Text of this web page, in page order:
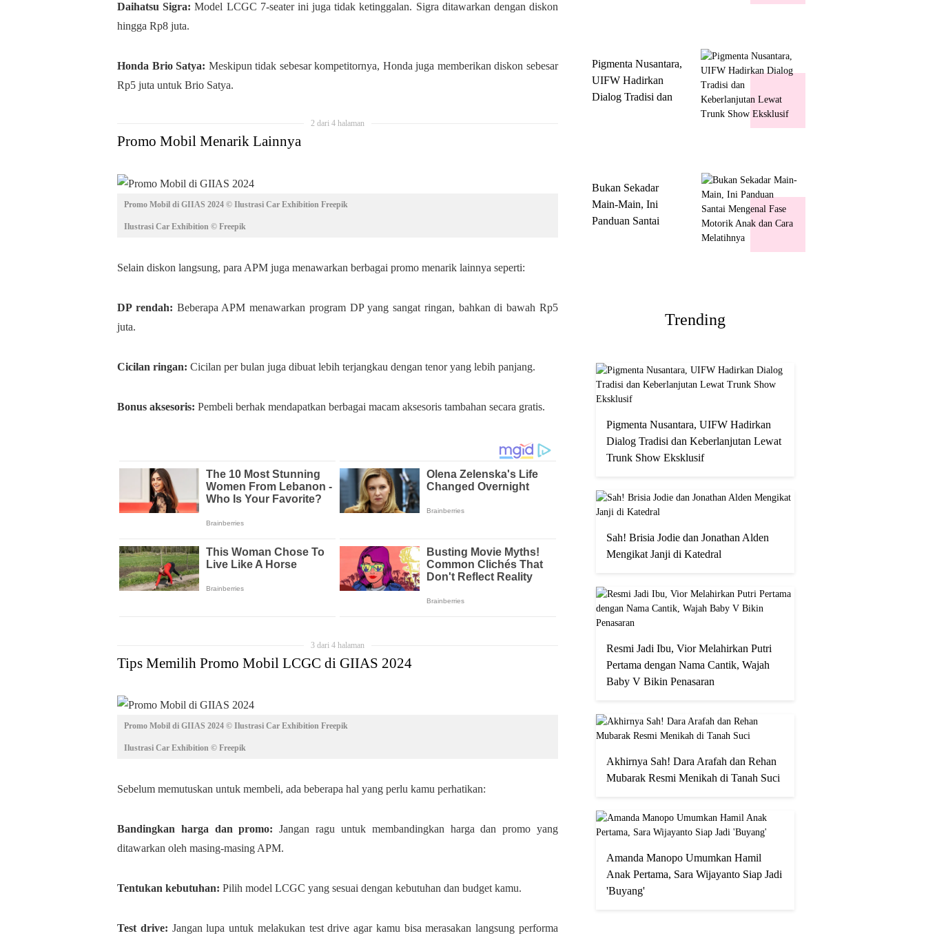
Daihatsu Sigra:Model LCGC 7-seater ini juga tidak ketinggalan. Sigra ditawarkan dengan diskon
hingga Rp8 juta.
Honda Brio Satya: Meskipun tidak sebesar kompetitornya, Honda juga memberikan diskon sebesar
Rp5 juta untuk Brio Satya.
2 dari 4 halaman
Promo Mobil Menarik Lainnya
Promo Mobil di GIIAS 2024 © Ilustrasi Car Exhibition Freepik
Ilustrasi Car Exhibition © Freepik
Selain diskon langsung, para APM juga menawarkan berbagai promo menarik lainnya seperti:
DP rendah: Beberapa APM menawarkan program DP yang sangat ringan, bahkan di bawah Rp5
juta.
Cicilan ringan: Cicilan per bulan juga dibuat lebih terjangkau dengan tenor yang lebih panjang.
Bonus aksesoris: Pembeli berhak mendapatkan berbagai macam aksesoris tambahan secara gratis.
3 dari 4 halaman
Tips Memilih Promo Mobil LCGC di GIIAS 2024
Promo Mobil di GIIAS 2024 © Ilustrasi Car Exhibition Freepik
Ilustrasi Car Exhibition © Freepik
Sebelum memutuskan untuk membeli, ada beberapa hal yang perlu kamu perhatikan:
Bandingkan harga dan promo:Jangan ragu untuk membandingkan harga dan promo yang
ditawarkan oleh masing-masing APM.
Tentukan kebutuhan: Pilih model LCGC yang sesuai dengan kebutuhan dan budget kamu.
Test drive: Jangan lupa untuk melakukan test drive agar kamu bisa merasakan langsung performa
Pigmenta Nusantara,
UIFW Hadirkan
Dialog Tradisi dan
Bukan Sekadar
Main-Main, Ini
Panduan Santai
Trending
Pigmenta Nusantara, UIFW Hadirkan
Dialog Tradisi dan Keberlanjutan Lewat
Trunk Show Eksklusif
Sah! Brisia Jodie dan Jonathan Alden
Mengikat Janji di Katedral
Resmi Jadi Ibu, Vior Melahirkan Putri
Pertama dengan Nama Cantik, Wajah
Baby V Bikin Penasaran
Akhirnya Sah! Dara Arafah dan Rehan
Mubarak Resmi Menikah di Tanah Suci
Amanda Manopo Umumkan Hamil
Anak Pertama, Sara Wijayanto Siap Jadi
'Buyang'